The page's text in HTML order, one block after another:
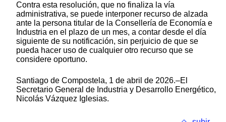
Contra esta resolución, que no finaliza la vía
administrativa, se puede interponer recurso de alzada
ante la persona titular de la Consellería de Economía e
Industria en el plazo de un mes, a contar desde el día
siguiente de su notificación, sin perjuicio de que se
pueda hacer uso de cualquier otro recurso que se
considere oportuno.
Santiago de Compostela, 1 de abril de 2026.–El
Secretario General de Industria y Desarrollo Energético,
Nicolás Vázquez Iglesias.